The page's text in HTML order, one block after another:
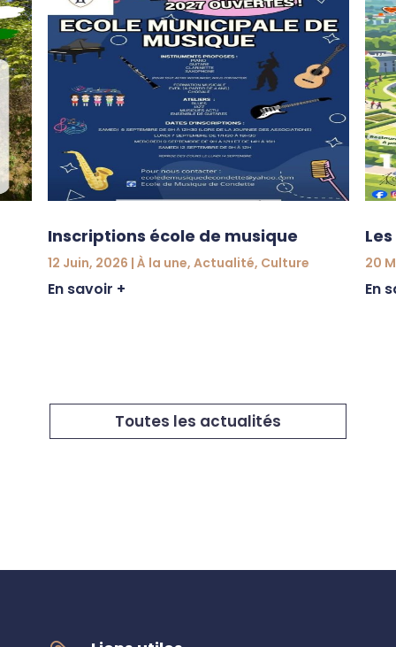
Inscriptions école de musique
12 Juin, 2026 | À la une, Actualité, Culture
En savoir +
20
En
Toutes les actualités